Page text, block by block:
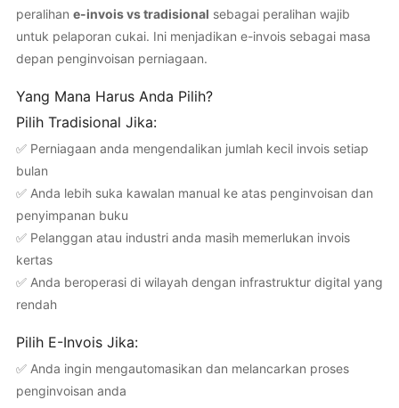
peralihan e-invois vs tradisional sebagai peralihan wajib
untuk pelaporan cukai. Ini menjadikan e-invois sebagai masa
depan penginvoisan perniagaan.
Yang Mana Harus Anda Pilih?
Pilih Tradisional Jika:
✅ Perniagaan anda mengendalikan jumlah kecil invois setiap
bulan
✅ Anda lebih suka kawalan manual ke atas penginvoisan dan
penyimpanan buku
✅ Pelanggan atau industri anda masih memerlukan invois
kertas
✅ Anda beroperasi di wilayah dengan infrastruktur digital yang
rendah
Pilih E-Invois Jika:
✅ Anda ingin mengautomasikan dan melancarkan proses
penginvoisan anda